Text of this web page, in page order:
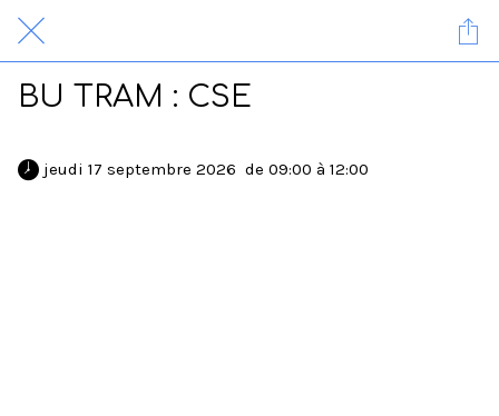
BU TRAM : CSE
jeudi 17 septembre 2026  de 09:00 à 12:00